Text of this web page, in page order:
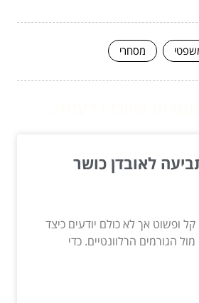
מסחרי
לאובדן כושר
ופשוט אך לא כולם יודעים כיצד
הגורמים הרלוונטיים. כדי